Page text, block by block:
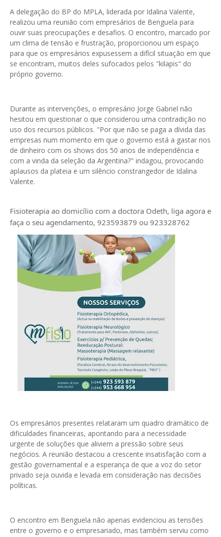
A delegação do BP do MPLA, liderada por Idalina Valente,
realizou uma reunião com empresários de Benguela para
ouvir suas preocupações e desafios. O encontro, marcado por
um clima de tensão e frustração, proporcionou um espaço
para que os empresários expusessem a difícil situação em que
se encontram, muitos deles sufocados pelos "kilapis" do
próprio governo.
Durante as intervenções, o empresário Jorge Gabriel não
hesitou em questionar o que considerou uma contradição no
uso dos recursos públicos. "Por que não se paga a dívida das
empresas num momento em que o governo está a gastar rios
de dinheiro com os shows dos 50 anos de independência e
com a vinda da seleção da Argentina?" indagou, provocando
aplausos da plateia e um silêncio constrangedor de Idalina
Valente.
Fisioterapia ao domicílio com a doctora Odeth, liga agora e
faça o seu agendamento, 923593879 ou 923328762
Os empresários presentes relataram um quadro dramático de
dificuldades financeiras, apontando para a necessidade
urgente de soluções que aliviem a pressão sobre seus
negócios. A reunião destacou a crescente insatisfação com a
gestão governamental e a esperança de que a voz do setor
privado seja ouvida e levada em consideração nas decisões
políticas.
O encontro em Benguela não apenas evidenciou as tensões
entre o governo e o empresariado, mas também serviu como